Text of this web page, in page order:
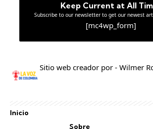
Keep Current at All
Subscribe to our newsletter to get our newest
[mc4wp_form]
Sitio web creador por - Wilmer
Inicio
Sobre